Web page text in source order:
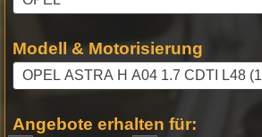
Modell & Motorisierung
Angebote erhalten für: